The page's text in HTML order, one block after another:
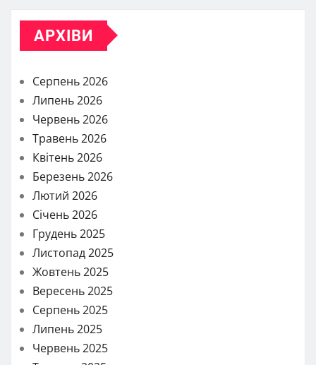
АРХІВИ
Серпень 2026
Липень 2026
Червень 2026
Травень 2026
Квітень 2026
Березень 2026
Лютий 2026
Січень 2026
Грудень 2025
Листопад 2025
Жовтень 2025
Вересень 2025
Серпень 2025
Липень 2025
Червень 2025